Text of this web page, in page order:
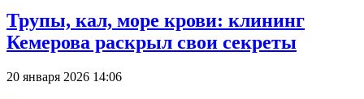
Трупы, кал, море крови: клининг
Кемерова раскрыл свои секреты
20 января 2026 14:06